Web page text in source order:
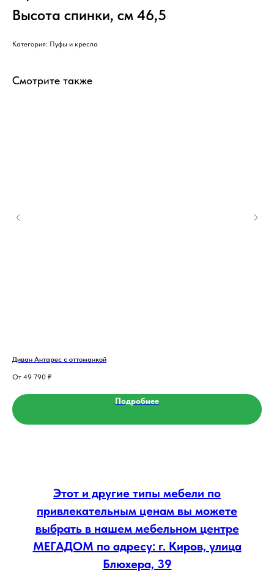
Высота спинки, см 46,5
Категория: Пуфы и кресла
Смотрите также
Диван Антарес с оттоманкой
49 790 ₽
Подробнее
Этот и другие типы мебели по
привлекательным ценам вы можете
выбрать в нашем мебельном центре
МЕГАДОМ по адресу: г. Киров, улица
Блюхера, 39